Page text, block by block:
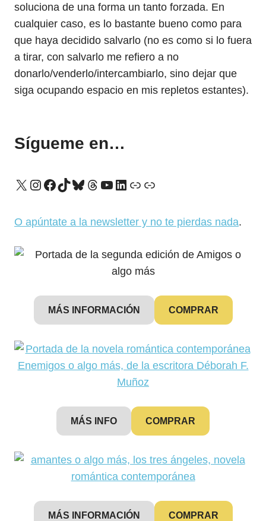
soluciona de una forma un tanto forzada. En
cualquier caso, es lo bastante bueno como para
que haya decidido salvarlo (no es como si lo fuera
a tirar, con salvarlo me refiero a no
donarlo/venderlo/intercambiarlo, sino dejar que
siga ocupando espacio en mis repletos estantes).
Sígueme en…
X Instagram
Facebook
TikTok
Bluesky
Threads
YouTube
LinkedIn
Enlace
Enlace
O apúntate a la newsletter y no te pierdas nada.
MÁS INFORMACIÓN COMPRAR
MÁS INFO COMPRAR
MÁS INFORMACIÓN COMPRAR